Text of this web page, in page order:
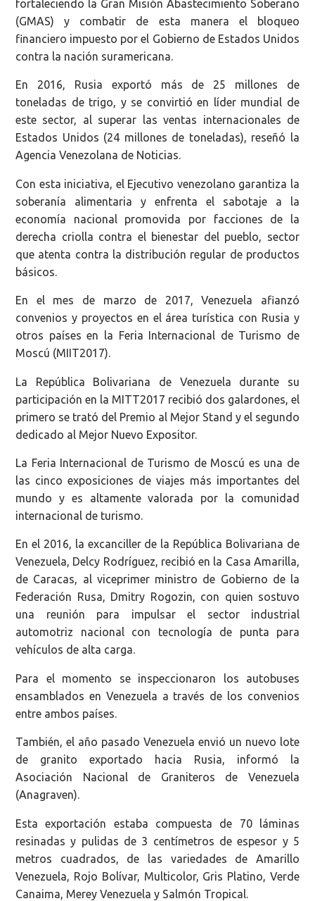
fortaleciendo la Gran Misión Abastecimiento Soberano
(GMAS) y combatir de esta manera el bloqueo
financiero impuesto por el Gobierno de Estados Unidos
contra la nación suramericana.
En 2016, Rusia exportó más de 25 millones de
toneladas de trigo, y se convirtió en líder mundial de
este sector, al superar las ventas internacionales de
Estados Unidos (24 millones de toneladas), reseñó la
Agencia Venezolana de Noticias.
Con esta iniciativa, el Ejecutivo venezolano garantiza la
soberanía alimentaria y enfrenta el sabotaje a la
economía nacional promovida por facciones de la
derecha criolla contra el bienestar del pueblo, sector
que atenta contra la distribución regular de productos
básicos.
En el mes de marzo de 2017, Venezuela afianzó
convenios y proyectos en el área turística con Rusia y
otros países en la Feria Internacional de Turismo de
Moscú (MIIT2017).
La República Bolivariana de Venezuela durante su
participación en la MITT2017 recibió dos galardones, el
primero se trató del Premio al Mejor Stand y el segundo
dedicado al Mejor Nuevo Expositor.
La Feria Internacional de Turismo de Moscú es una de
las cinco exposiciones de viajes más importantes del
mundo y es altamente valorada por la comunidad
internacional de turismo.
En el 2016, la excanciller de la República Bolivariana de
Venezuela, Delcy Rodríguez, recibió en la Casa Amarilla,
de Caracas, al viceprimer ministro de Gobierno de la
Federación Rusa, Dmitry Rogozin, con quien sostuvo
una reunión para impulsar el sector industrial
automotriz nacional con tecnología de punta para
vehículos de alta carga.
Para el momento se inspeccionaron los autobuses
ensamblados en Venezuela a través de los convenios
entre ambos países.
También, el año pasado Venezuela envió un nuevo lote
de granito exportado hacia Rusia, informó la
Asociación Nacional de Graniteros de Venezuela
(Anagraven).
Esta exportación estaba compuesta de 70 láminas
resinadas y pulidas de 3 centímetros de espesor y 5
metros cuadrados, de las variedades de Amarillo
Venezuela, Rojo Bolívar, Multicolor, Gris Platino, Verde
Canaima, Merey Venezuela y Salmón Tropical.